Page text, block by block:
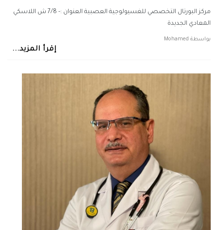
مركز البورتال التخصصي للغسيولوجية العصبية العنوان :- 7/8 ش اللاسكي
المعادي الجديدة
بواسطة Mohamed
إقرأ المزيد...